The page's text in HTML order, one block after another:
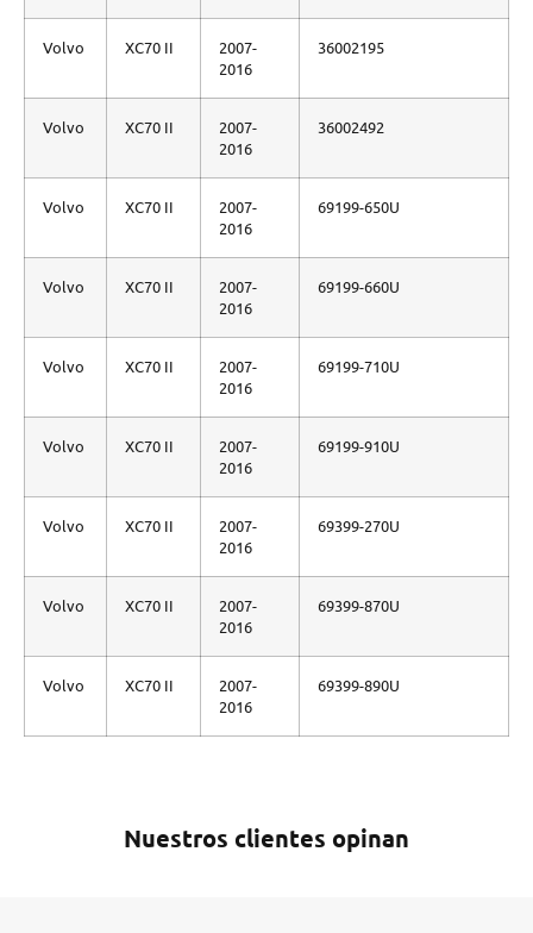
Volvo XC70 II
2007-
2016
36002195
Volvo XC70 II
2007-
2016
36002492
Volvo XC70 II
2007-
2016
69199-650U
Volvo XC70 II
2007-
2016
69199-660U
Volvo XC70 II
2007-
2016
69199-710U
Volvo XC70 II
2007-
2016
69199-910U
Volvo XC70 II
2007-
2016
69399-270U
Volvo XC70 II
2007-
2016
69399-870U
Volvo XC70 II
2007-
2016
69399-890U
Nuestros clientes opinan